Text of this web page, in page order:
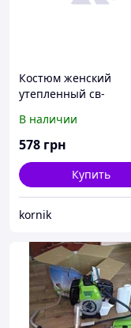
Костюм женский
утепленный св-
В наличии
578 грн
Купить
kornik